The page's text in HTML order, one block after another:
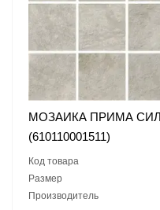
МОЗАИКА ПРИМА
(610110001511)
Код товара
Размер
Производитель